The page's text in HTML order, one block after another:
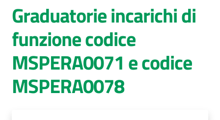
cura
AUSL
Comunica
Graduatorie incarichi di
funzione codice
MSPERA0071 e codice
MSPERA0078